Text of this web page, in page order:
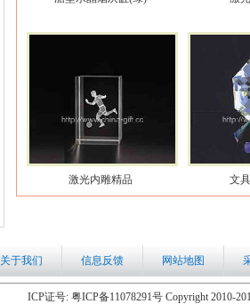
激光内雕精品 文
关于我们 信息反馈 网站地图
ICP证号: 粤ICP备11078291号 Copyright 2010-